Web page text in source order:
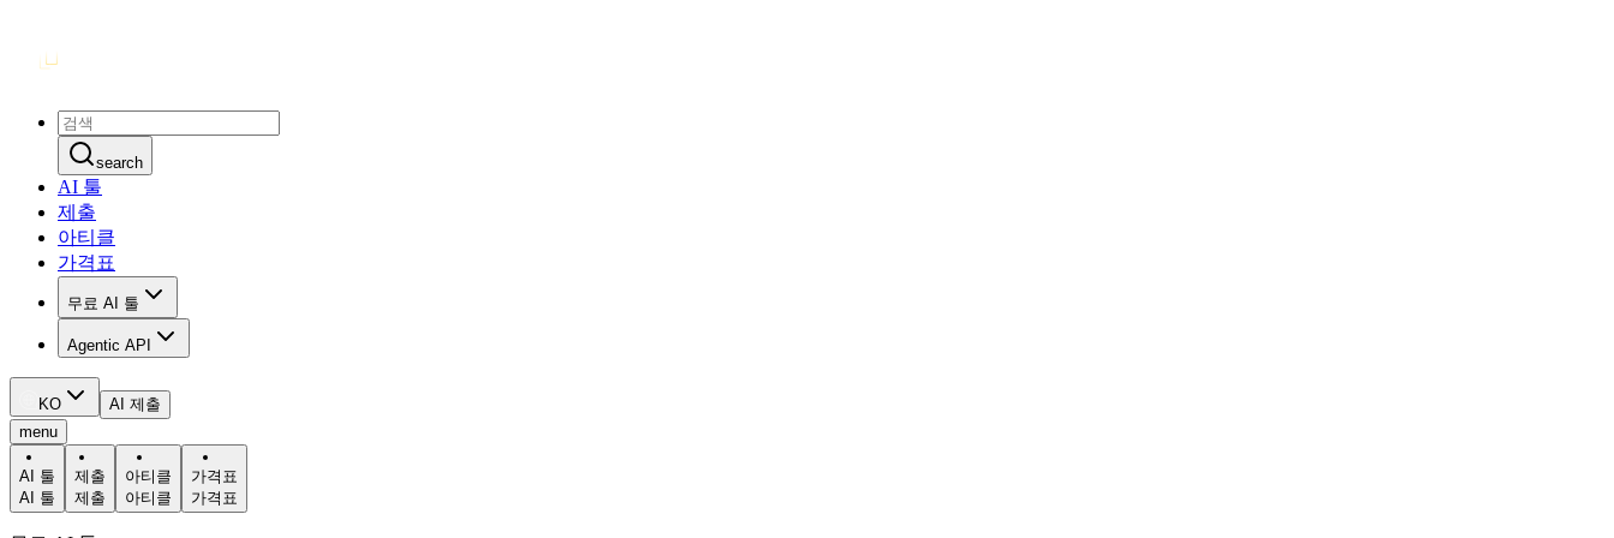
search
AI 툴
제출
아티클
가격표
무료 AI 툴
Agentic API
KO
AI 제출
menu
AI 툴
AI 툴
제출
제출
아티클
아티클
가격표
가격표